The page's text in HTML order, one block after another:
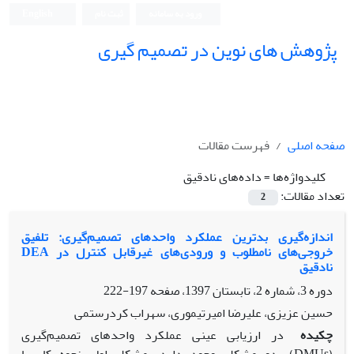
پژوهش های نوین در تصمیم گیری
صفحه اصلی
فهرست مقالات
کلیدواژه‌ها =داده‌های نادقیق
تعداد مقالات:
2
اندازه‌گیری بدترین عملکرد واحدهای تصمیم‌گیری: تلفیق
خروجی‌های نامطلوب و ورودی‌های غیرقابل کنترل در DEA
نادقیق
دوره 3، شماره 2، تابستان 1397، صفحه
197-222
حسین عزیزی، علیرضا امیرتیموری، سهراب کردرستمی
چکیده
در ارزیابی عینی عملکرد واحدهای تصمیم‌گیری